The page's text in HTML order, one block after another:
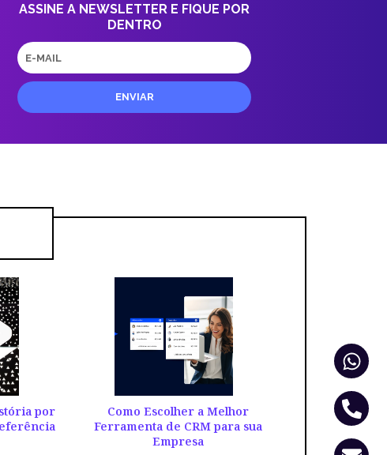
ASSINE A NEWSLETTER E FIQUE POR
DENTRO
E-
mail
ENVIAR
por
Como Escolher a Melhor
Ferramenta de CRM para sua
Empresa
alt